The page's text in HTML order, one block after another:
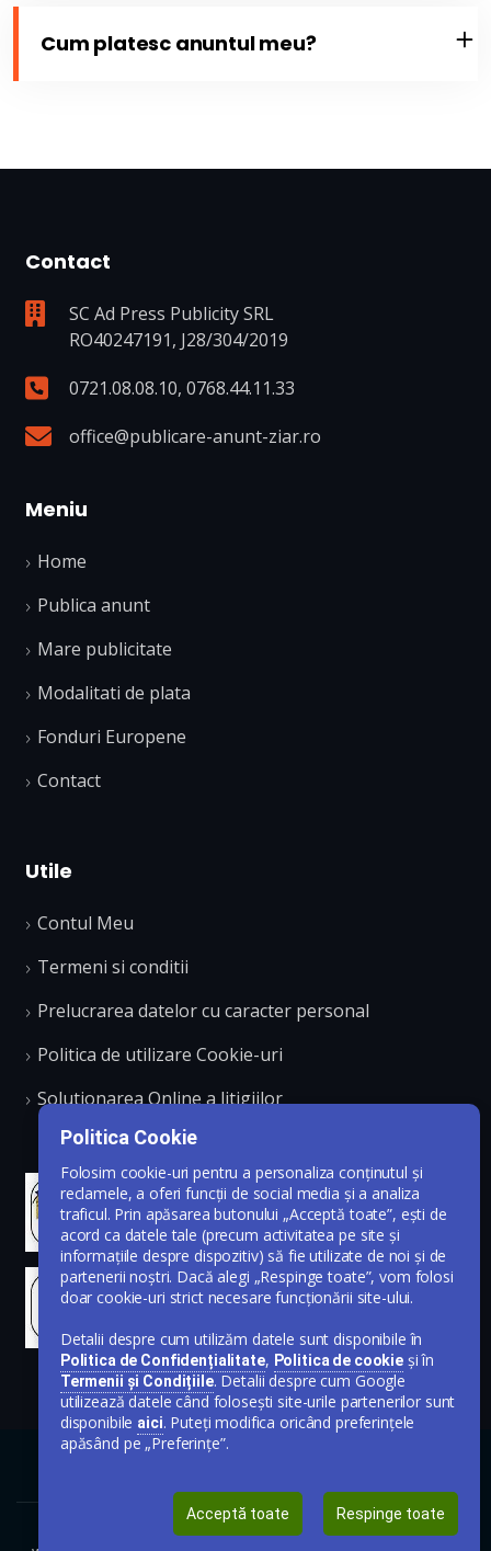
Cum platesc anuntul meu?
Contact
SC Ad Press Publicity SRL
RO40247191, J28/304/2019
0721.08.08.10, 0768.44.11.33
office@publicare-anunt-ziar.ro
Meniu
Home
Publica anunt
Mare publicitate
Modalitati de plata
Fonduri Europene
Contact
Utile
Contul Meu
Termeni si conditii
Prelucrarea datelor cu caracter personal
Politica de utilizare Cookie-uri
Solutionarea Online a litigiilor
Politica Cookie
Folosim cookie-uri pentru a personaliza conținutul și
reclamele, a oferi funcții de social media și a analiza
traficul. Prin apăsarea butonului „Acceptă toate”, ești de
acord ca datele tale (precum activitatea pe site și
informațiile despre dispozitiv) să fie utilizate de noi și de
partenerii noștri. Dacă alegi „Respinge toate”, vom folosi
doar cookie-uri strict necesare funcționării site-ului.
Detalii despre cum utilizăm datele sunt disponibile în
Politica de Confidențialitate, Politica de cookieși în
Termenii și Condițiile. Detalii despre cum Google
utilizează datele când folosești site-urile partenerilor sunt
disponibile aici. Puteți modifica oricând preferințele
apăsând pe „Preferințe”.
Acceptă toate Respinge toate